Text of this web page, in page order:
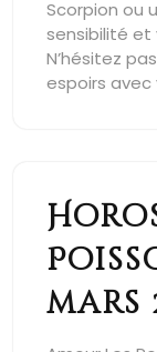
Scorpion ou
sensibilité
N’hésitez
espoirs
mars